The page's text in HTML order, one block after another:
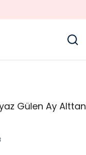
Gülen Ay Alttan